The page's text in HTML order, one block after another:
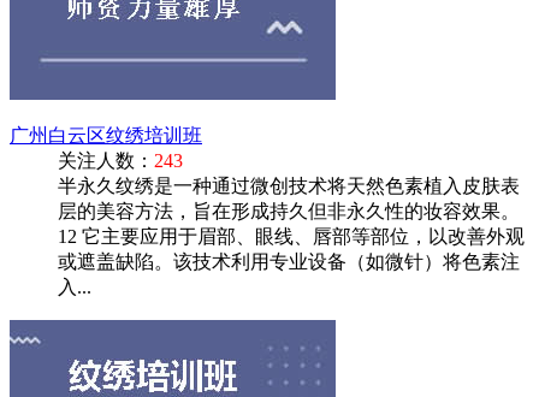
广州白云区纹绣培训班
关注人数： 243
半永久纹绣是一种通过微创技术将天然色素植入皮肤表
层的美容方法，旨在形成持久但非永久性的妆容效果。‌
12 它主要应用于眉部、眼线、唇部等部位，以改善外观
或遮盖缺陷。‌该技术利用专业设备（如微针）将色素注
入...